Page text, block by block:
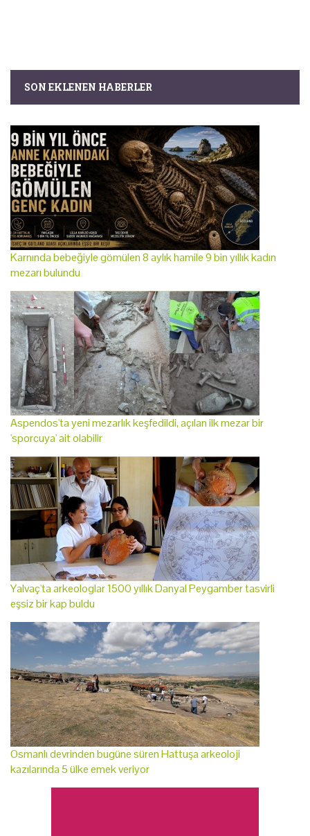
SON EKLENEN HABERLER
Karnında bebeğiyle gömülen 8 aylık hamile 9 bin yıllık kadın
mezarı bulundu
Aspendos'ta yeni mezarlık keşfedildi, açılan ilk mezar bir
'sporcuya' ait olabilir
Yalvaç'ta arkeologlar 1500 yıllık Danyal Peygamber tasvirli
eşsiz bir kap buldu
Osmanlı devrinden bugüne süren Hattuşa arkeoloji
kazılarında 5 ülke emek veriyor